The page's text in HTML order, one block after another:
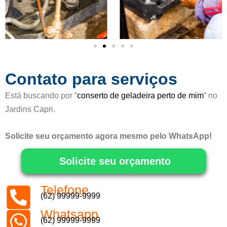
5
d
Contato para serviços
Está buscando por “conserto de geladeira perto de mim” no
Jardins Capri.
Solicite seu orçamento agora mesmo pelo WhatsApp!
Solicite seu orçamento
Telefone
(62) 99999-9999
Whatsapp
(62) 99999-9999